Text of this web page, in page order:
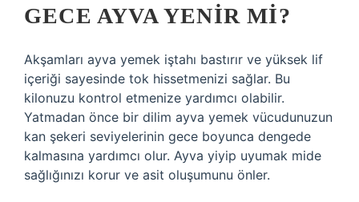
GECE AYVA YENIR MI?
Akşamları ayva yemek iştahı bastırır ve yüksek lif
içeriği sayesinde tok hissetmenizi sağlar. Bu
kilonuzu kontrol etmenize yardımcı olabilir.
Yatmadan önce bir dilim ayva yemek vücudunuzun
kan şekeri seviyelerinin gece boyunca dengede
kalmasına yardımcı olur. Ayva yiyip uyumak mide
sağlığınızı korur ve asit oluşumunu önler.